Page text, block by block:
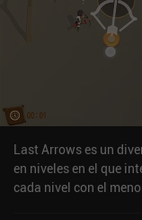
Last Arrows es un
en niveles en el que
cada nivel con el